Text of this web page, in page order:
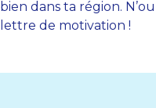
bien dans ta région.
lettre de motivation !